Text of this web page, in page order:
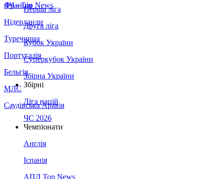
Франція
Нідерланди
Туреччина
Португалія
Бельгія
МЛС
Саудівська Аравія
ЛЧ - Top News
Перша ліга
Друга ліга
Кубок України
Суперкубок України
Збірна України
Збірні
Ліга націй
ЧС 2026
Чемпіонати
Англія
Іспанія
АПЛ Top News